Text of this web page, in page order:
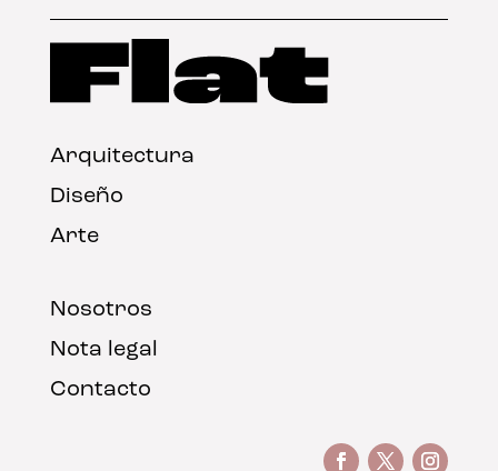
Arquitectura
Diseño
Arte
Nosotros
Nota legal
Contacto